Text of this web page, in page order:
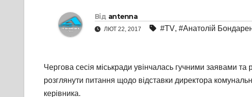
Від antenna
ЛЮТ 22, 2017 #TV, #Анатолій
Чергова сесія міськради увінчалась гучними заявами
розглянути питання щодо відставки директора
керівника.